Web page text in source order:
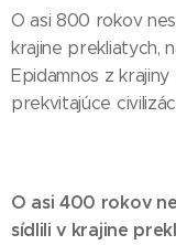
O asi 800 rokov
krajine prekliatych,
Epidamnos z
prekvitajúce
O asi 400 rokov
sídlili v krajine